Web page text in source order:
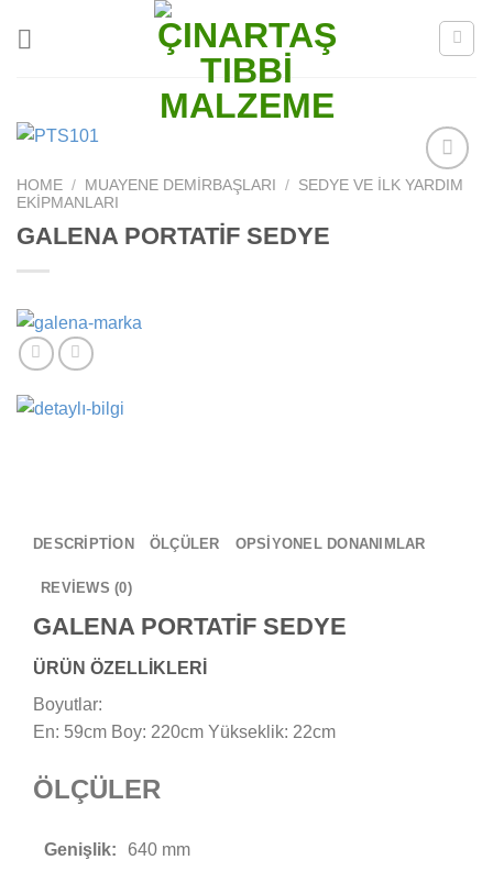
Add to
HOME / MUAYENE DEMIRBAŞLARI / SEDYE VE İLK YARDIM
EKIPMANLARI
GALENA PORTATİF SEDYE
DESCRIPTION ÖLÇÜLER OPSİYONEL DONANIMLAR
REVIEWS (0)
GALENA PORTATİF SEDYE
ÜRÜN ÖZELLİKLERİ
Boyutlar:
En: 59cm Boy: 220cm Yükseklik: 22cm
ÖLÇÜLER
Genişlik:
640 mm